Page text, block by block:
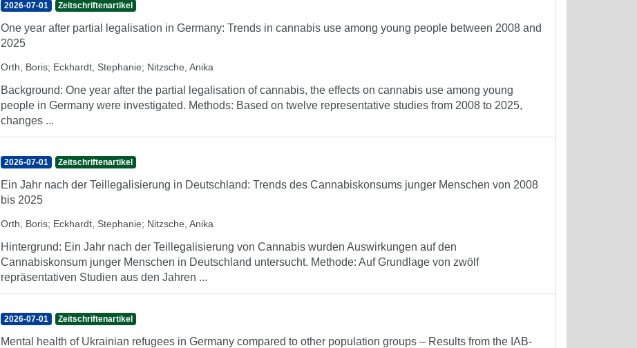
2026-07-01 Zeitschriftenartikel
One year after partial legalisation in Germany: Trends in cannabis use among young people between 2008 and
2025
Orth, Boris; Eckhardt, Stephanie; Nitzsche, Anika
Background: One year after the partial legalisation of cannabis, the effects on cannabis use among young
people in Germany were investigated. Methods: Based on twelve representative studies from 2008 to 2025,
changes ...
2026-07-01 Zeitschriftenartikel
Ein Jahr nach der Teillegalisierung in Deutschland: Trends des Cannabiskonsums junger Menschen von 2008
bis 2025
Orth, Boris; Eckhardt, Stephanie; Nitzsche, Anika
Hintergrund: Ein Jahr nach der Teillegalisierung von Cannabis wurden Auswirkungen auf den
Cannabiskonsum junger Menschen in Deutschland untersucht. Methode: Auf Grundlage von zwölf
repräsentativen Studien aus den Jahren ...
2026-07-01 Zeitschriftenartikel
Mental health of Ukrainian refugees in Germany compared to other population groups – Results from the IAB-